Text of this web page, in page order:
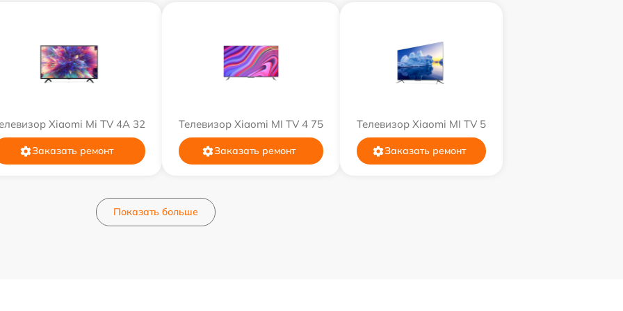
Xiaomi Mi TV 4A 32
Заказать ремонт
Телевизор Xiaomi MI TV 4 75
Заказать ремонт
Телевизор Xiaomi MI TV 5
Заказать ремонт
Показать больше